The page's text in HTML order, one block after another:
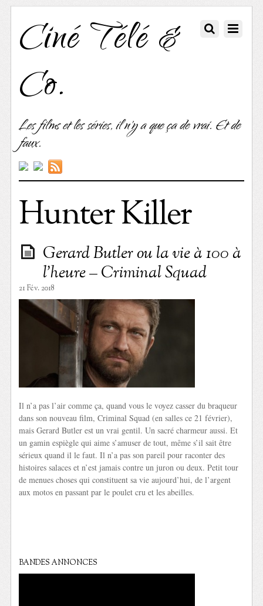
Ciné Télé &
Co.
Les films et les séries, il n'y a que ça de vrai. Et de
faux.
Hunter Killer
Gerard Butler ou la vie à 100 à
l’heure – Criminal Squad
21 Fév. 2018
Il n’a pas l’air comme ça, quand vous le voyez casser du braqueur
dans son nouveau film, Criminal Squad (en salles ce 21 février),
mais Gerard Butler est un vrai gentil. Un sacré charmeur aussi. Et
un gamin espiègle qui aime s’amuser de tout, même s’il sait être
sérieux quand il le faut. Il n’a pas son pareil pour raconter des
histoires salaces et n’est jamais contre un juron ou deux. Petit tour
de menues choses qui constituent sa vie aujourd’hui, de l’argent
aux motos en passant par le poulet cru et les abeilles.
BANDES ANNONCES